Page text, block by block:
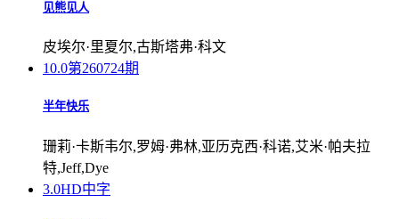
见熊见人
皮埃尔·里夏尔,古斯塔弗·科文
10.0第260724期
半年快乐
珊莉·卡斯韦尔,罗姆·弗林,亚历克西·科诺,艾米·帕夫拉
特,Jeff,Dye
3.0HD中字